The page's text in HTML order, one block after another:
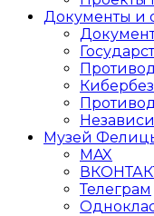
Документы и
Музей
MAX
Телеграм